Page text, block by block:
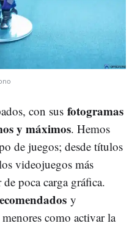
con sus fotogramas
y máximos. Hemos
de juegos; desde títulos
videojuegos más
poca carga gráfica.
y
como activar la